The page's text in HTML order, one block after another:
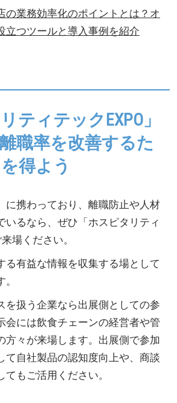
の業務効率化のポイントとは？オ
立つツールと導入事例を紹介
ティテックEXPO」
職率を改善するた
得よう
に携わっており、離職防止や人材
いるなら、ぜひ「ホスピタリティ
場ください。
る有益な情報を収集する場として
を扱う企業なら出展側としての参
会には飲食チェーンの経営者や管
方々が来場します。出展側で参加
て自社製品の認知度向上や、商談
もご活用ください。